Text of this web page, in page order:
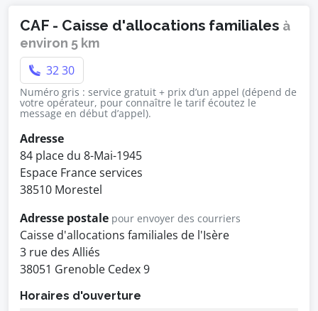
CAF - Caisse d'allocations familiales à
environ 5 km
32 30
Numéro gris : service gratuit + prix d’un appel (dépend de
votre opérateur, pour connaître le tarif écoutez le
message en début d’appel).
Adresse
84 place du 8-Mai-1945
Espace France services
38510 Morestel
Adresse postale pour envoyer des courriers
Caisse d'allocations familiales de l'Isère
3 rue des Alliés
38051 Grenoble Cedex 9
Horaires d'ouverture